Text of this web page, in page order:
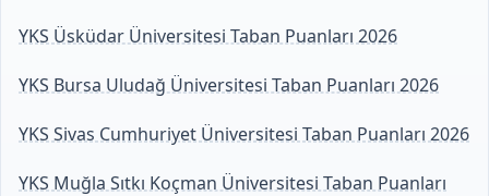
YKS Üsküdar Üniversitesi Taban Puanları 2026
YKS Bursa Uludağ Üniversitesi Taban Puanları 2026
YKS Sivas Cumhuriyet Üniversitesi Taban Puanları 2026
YKS Muğla Sıtkı Koçman Üniversitesi Taban Puanları